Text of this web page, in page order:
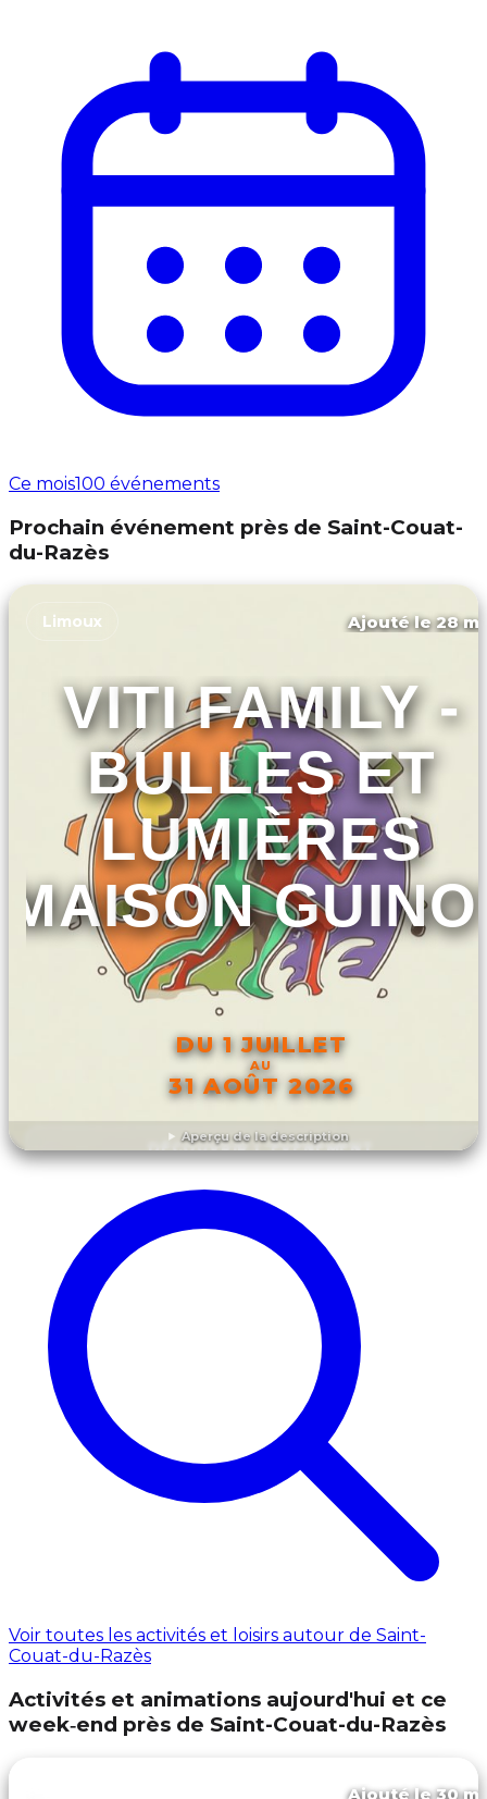
Ce mois100 événements
Prochain événement près de Saint-Couat-
du-Razès
Aperçu de la description
Limoux Ajouté le 28
VITI FAMILY -
BULLES ET
LUMIÈRES
MAISON
DU 1 JUILLET
AU
31 AOÛT 2026
DÉCOUVRIR L'ÉVÉNEMENT
Voir toutes les activités et loisirs autour de Saint-
Couat-du-Razès
Activités et animations aujourd'hui et ce
week‑end près de Saint-Couat-du-Razès
Ajouté le 30